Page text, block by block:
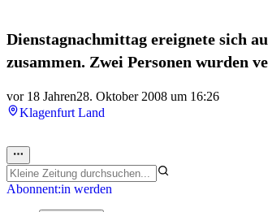
Dienstagnachmittag ereignete sich
zusammen. Zwei Personen wurden
vor 18 Jahren28. Oktober 2008 um 16:26
Klagenfurt Land
Abonnent:in werden